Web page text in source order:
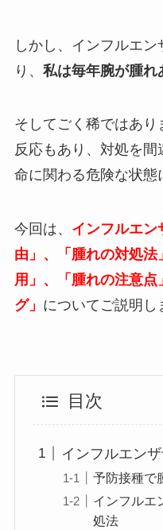
しかし、インフルエ
り、 私は毎年腕が腫れ
そしてごく稀ではあり
反応もあり、対処を間
命に関わる危険な状態
今回は、 インフルエン
由」、「腫れの対処
用」、「腫れの注意
グ」 についてご説明し
目次
インフルエン
予防接種で
インフルエ
処法